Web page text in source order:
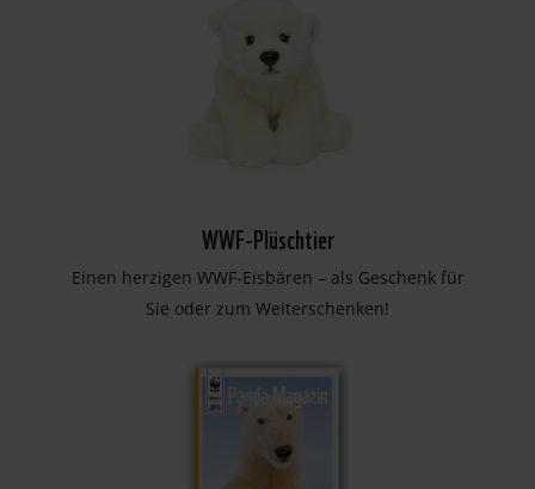
WWF-Plüschtier
Einen herzigen WWF-Eisbären – als Geschenk für
Sie oder zum Weiterschenken!